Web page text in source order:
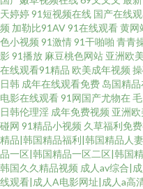
天婷婷91短视频在线 国产在线
频 加勒比91AV91在线观看黄网
色小视频 91激情91干啪啪 青青
影 91播放 麻豆桃色网站 亚洲欧
在线观看91精品 欧美成年视频
日韩 成年在线观看免费 岛国精
电影在线观看91网国产尤物在
日韩伦理淫 成年免费视频 亚洲
碰网 91精品小视频 久草福利免
精品|韩国精品福利|韩国精品人
品一区|韩国精品一区二区|韩国
韩国久久精品视频 成人av综合|
线观看|成人A电影网址|成人a高